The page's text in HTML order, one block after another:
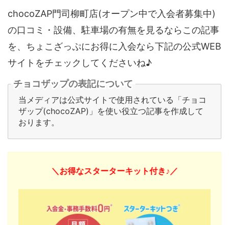
chocoZAP門司柳町店(オープン中で入会者募集中)
の口コミ・設備、駐車場の有無を見るならこの記事
を、ちょこざっぷにお得に入会なら下記の公式WEB
サイトをチェックしてくださいね♪
チョコザップの表記について
当メディアは公式サイトで使用されている「チョコ
ザップ(chocoZAP)」を使い役立つ記事を作成して
おります。
＼お得なスターターキット付き♪／